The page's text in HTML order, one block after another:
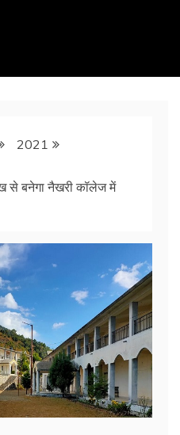
2021
से बनेगा नैखरी कॉलेज में